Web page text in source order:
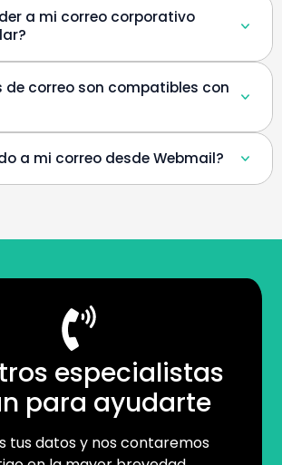
a mi correo corporativo
de correo son compatibles con
a mi correo desde Webmail?
especialistas
para ayudarte
tus datos y nos contaremos